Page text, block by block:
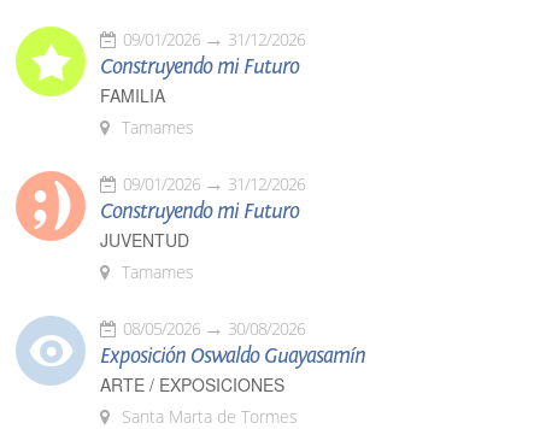
09/01/2026 31/12/2026
Construyendo mi Futuro
FAMILIA
Tamames
09/01/2026 31/12/2026
Construyendo mi Futuro
JUVENTUD
Tamames
08/05/2026 30/08/2026
Exposición Oswaldo Guayasamín
ARTE / EXPOSICIONES
Santa Marta de Tormes